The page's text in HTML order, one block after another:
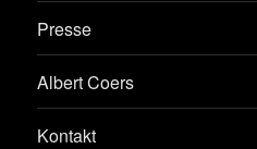
Presse
Albert Coers
Kontakt